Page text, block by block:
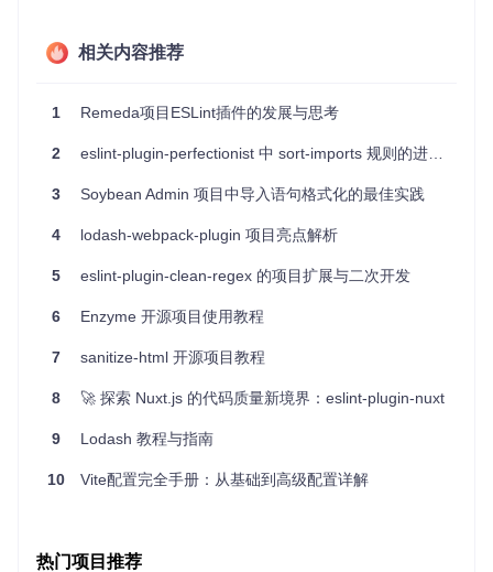
ering)。
：涵盖了从错误预防到风格约定的多种规则，助力
打造高质量代码。
易于配置
：提供预设的推荐配置，使快速启用变得简单。
略。
题。
如果你是Lodash的忠实用户，那么让ESLint-Plugin-Lodash成
为你的得力助手吧！通过它，你可以提升代码质量，减少潜在
错误，让团队协作更加顺畅，代码风格更加一致。现在就尝试
安装并启用这个插件，为你的项目开启新的篇章吧！
相关内容推荐
1 Remeda项目ESLint插件的发展与思考
2 eslint-plugin-perfectionist 中 sort-imports 规则的进阶配置指南
3 Soybean Admin 项目中导入语句格式化的最佳实践
4 lodash-webpack-plugin 项目亮点解析
5 eslint-plugin-clean-regex 的项目扩展与二次开发
6 Enzyme 开源项目使用教程
7 sanitize-html 开源项目教程
8 🚀 探索 Nuxt.js 的代码质量新境界：eslint-plugin-nuxt
9 Lodash 教程与指南
10 Vite配置完全手册：从基础到高级配置详解
热门项目推荐